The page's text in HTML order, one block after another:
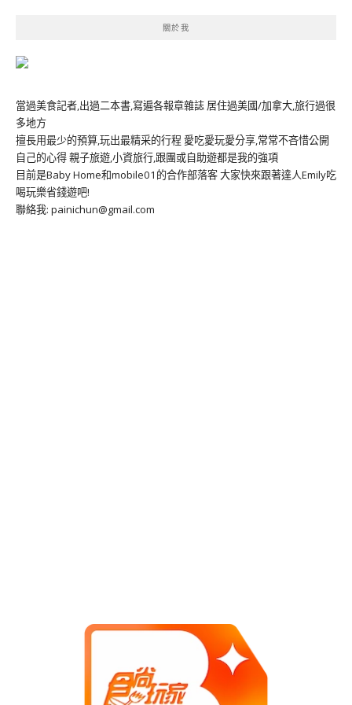
關於我
當過美食記者,出過二本書,寫遍各報章雜誌 居住過美國/加拿大,旅行過很
多地方
擅長用最少的預算,玩出最精采的行程 愛吃愛玩愛分享,常常不吝惜公開
自己的心得 親子旅遊,小資旅行,跟團或自助遊都是我的強項
目前是Baby Home和mobile01的合作部落客 大家快來跟著達人Emily吃
喝玩樂省錢遊吧!
聯絡我: painichun@gmail.com